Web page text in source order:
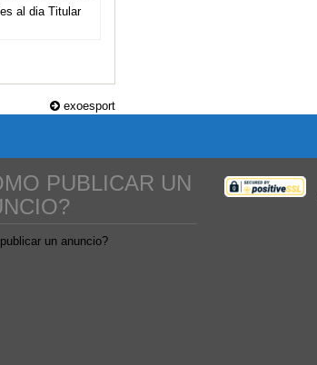
al dia Titular
exoesport
PUBLICAR UN
un anuncio?